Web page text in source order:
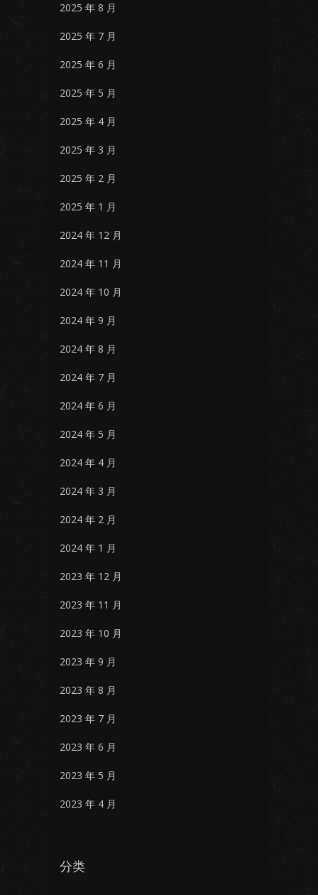
2025 年 8 月
2025 年 7 月
2025 年 6 月
2025 年 5 月
2025 年 4 月
2025 年 3 月
2025 年 2 月
2025 年 1 月
2024 年 12 月
2024 年 11 月
2024 年 10 月
2024 年 9 月
2024 年 8 月
2024 年 7 月
2024 年 6 月
2024 年 5 月
2024 年 4 月
2024 年 3 月
2024 年 2 月
2024 年 1 月
2023 年 12 月
2023 年 11 月
2023 年 10 月
2023 年 9 月
2023 年 8 月
2023 年 7 月
2023 年 6 月
2023 年 5 月
2023 年 4 月
分类